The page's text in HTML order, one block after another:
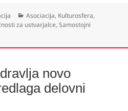
Kategorije
Asociacija, Kulturosfera,
za ustvarjalce,Samostojni
novo
delovni